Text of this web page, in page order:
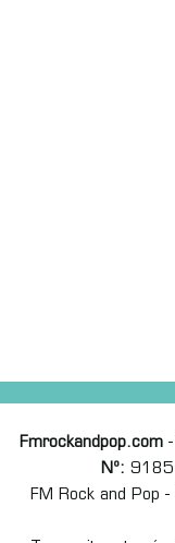
Fmrockandpop.com-
Nº: 9185
FM Rock and Pop